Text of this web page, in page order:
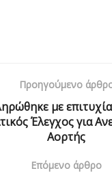
Προηγούμενο
με
Έλεγχος για
Αορτής
Επόμενο άρθρο